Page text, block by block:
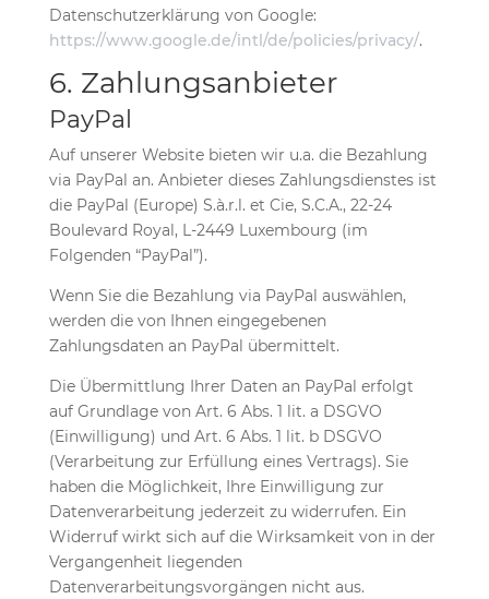
Datenschutzerklärung von Google:
https://www.google.de/intl/de/policies/privacy/.
6. Zahlungsanbieter
PayPal
Auf unserer Website bieten wir u.a. die Bezahlung
via PayPal an. Anbieter dieses Zahlungsdienstes ist
die PayPal (Europe) S.à.r.l. et Cie, S.C.A., 22-24
Boulevard Royal, L-2449 Luxembourg (im
Folgenden “PayPal”).
Wenn Sie die Bezahlung via PayPal auswählen,
werden die von Ihnen eingegebenen
Zahlungsdaten an PayPal übermittelt.
Die Übermittlung Ihrer Daten an PayPal erfolgt
auf Grundlage von Art. 6 Abs. 1 lit. a DSGVO
(Einwilligung) und Art. 6 Abs. 1 lit. b DSGVO
(Verarbeitung zur Erfüllung eines Vertrags). Sie
haben die Möglichkeit, Ihre Einwilligung zur
Datenverarbeitung jederzeit zu widerrufen. Ein
Widerruf wirkt sich auf die Wirksamkeit von in der
Vergangenheit liegenden
Datenverarbeitungsvorgängen nicht aus.